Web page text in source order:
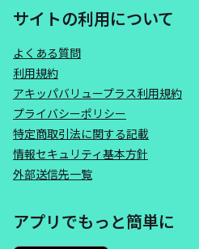
サイトの利用について
よくある質問
利用規約
アキッパバリュープラス利用規約
プライバシーポリシー
特定商取引法に関する記載
情報セキュリティ基本方針
外部送信先一覧
アプリでもっと簡単に